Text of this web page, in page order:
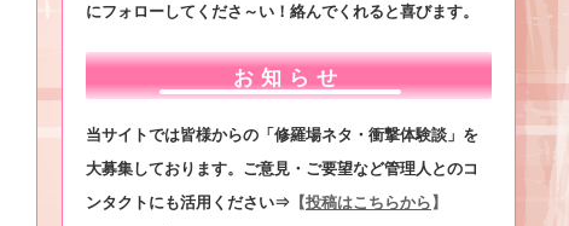
にフォローしてくださ～い！絡んでくれると喜びます。
お知らせ
当サイトでは皆様からの「修羅場ネタ・衝撃体験談」を
大募集しております。ご意見・ご要望など管理人とのコ
ンタクトにも活用ください⇒ 【投稿はこちらから 】